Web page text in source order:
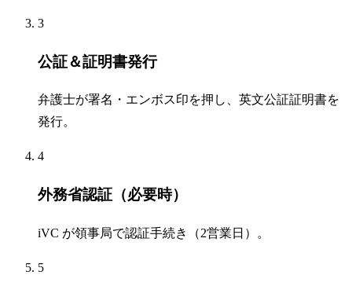
3
公証＆証明書発行
弁護士が署名・エンボス印を押し、英文公証証明書を
発行。
4
外務省認証（必要時）
iVC が領事局で認証手続き（2営業日）。
5